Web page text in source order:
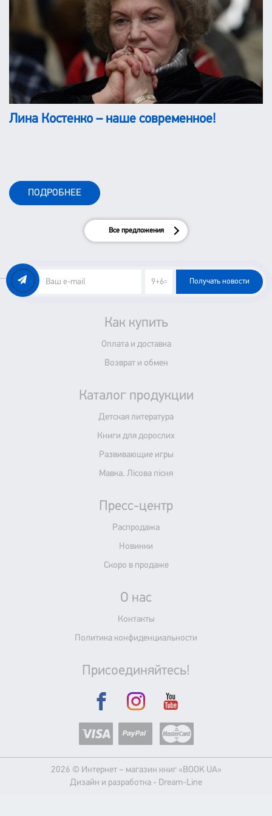
Лина Костенко – наше современное!
ПОДРОБНЕЕ
Все предложения
Получать новости
Как купить
Оплата и доставка
Возврат и обмен
Каталог продукции
Детская литература
Книги для дорослих
Развивающие игры
Мавка. Лісова пісня
Пресс-центр
Распродажа
Новинки
Скоро в продаже
О нас
Контакты
Политика конфиденциальности
Присоединяйтесь!
2026 © Интернет – магазин книг «BOOK UA»
Дизайн и разработка - Dream-Line